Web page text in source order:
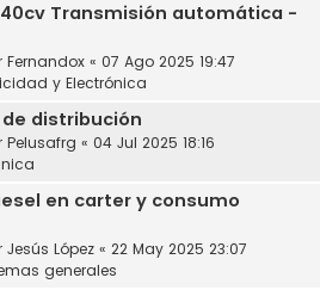
Transmisión automática -
Fernandox « 07 Ago 2025 19:47
y Electrónica
distribución
Pelusafrg « 04 Jul 2025 18:16
en carter y consumo
Jesús López « 22 May 2025 23:07
generales